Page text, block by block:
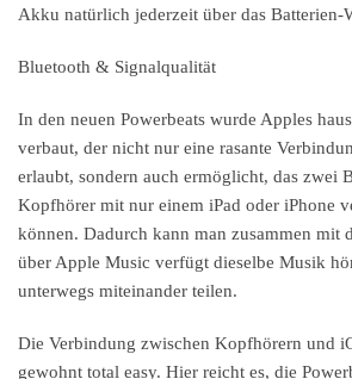
Akku natürlich jederzeit über das Batterien-
Bluetooth & Signalqualität
In den neuen Powerbeats wurde Apples
verbaut, der nicht nur eine rasante
erlaubt, sondern auch ermöglicht, das zwei
Kopfhörer mit nur einem iPad oder iPhone
können. Dadurch kann man zusammen mit
über Apple Music verfügt dieselbe Musik
unterwegs miteinander teilen.
Die Verbindung zwischen Kopfhörern und
gewohnt total easy. Hier reicht es, die